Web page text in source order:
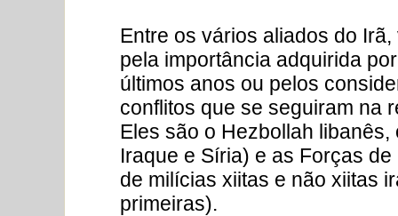
Entre os vários aliados do
pela importância adquirida
últimos anos ou pelos
conflitos que se seguiram na
Eles são o Hezbollah libanês,
Iraque e Síria) e as Forças
de milícias xiitas e não xiitas
primeiras).